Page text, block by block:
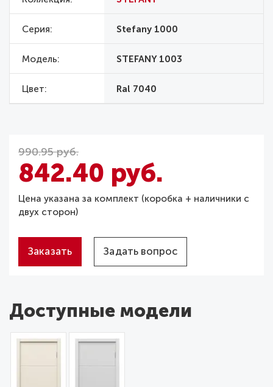
Серия Stefany 1000
Модель STEFANY 1003
Цвет Ral 7040
990.95 руб.
842.40 руб.
Цена указана за комплект (коробка + наличники с
двух сторон)
Заказать Задать вопрос
Доступные модели